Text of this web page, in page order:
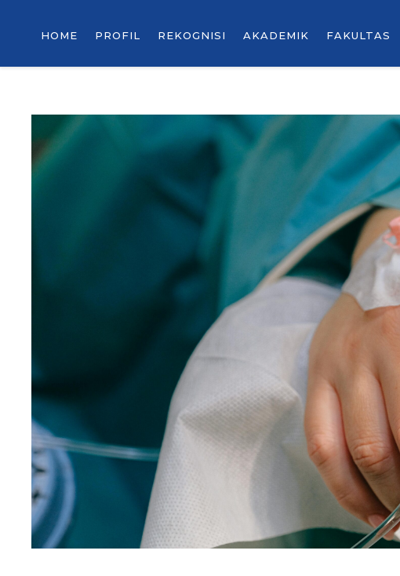
HOME PROFIL REKOGNISI AKADEMIK FAKULTAS